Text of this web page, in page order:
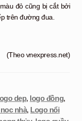
đỏ cũng bị cắt bởi
trên đường đua.
(Theo vnexpress.net)
dep, logo đồng,
nhà, Logo nổi